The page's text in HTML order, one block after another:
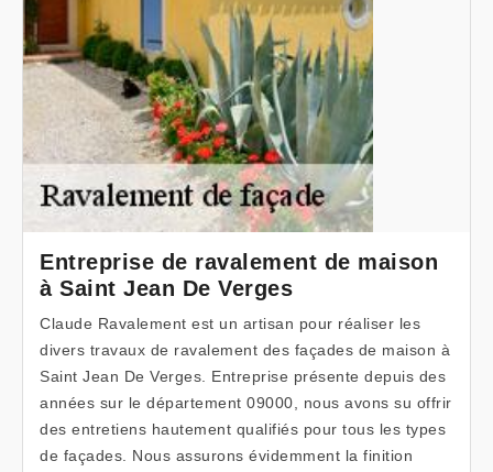
Entreprise de ravalement de maison
à Saint Jean De Verges
Claude Ravalement est un artisan pour réaliser les
divers travaux de ravalement des façades de maison à
Saint Jean De Verges. Entreprise présente depuis des
années sur le département 09000, nous avons su offrir
des entretiens hautement qualifiés pour tous les types
de façades. Nous assurons évidemment la finition